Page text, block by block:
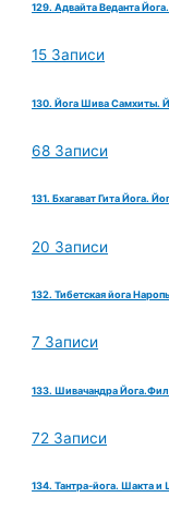
129. Адвайта Веданта
15 Записи
130. Йога Шива Самхиты.
68 Записи
131. Бхагават Гита Йога.
20 Записи
132. Тибетская йога
7 Записи
133. Шивачандра
72 Записи
134. Тантра-йога. Шакта